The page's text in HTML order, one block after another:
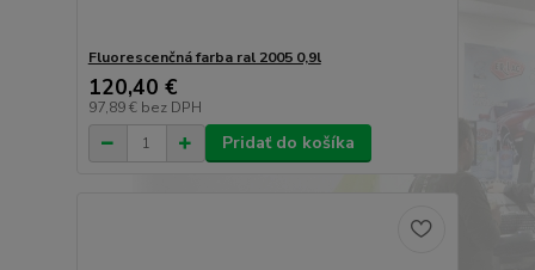
Fluorescenčná farba ral 2005 0,9l
120,40 €
97,89 € bez DPH
Pridať do košíka